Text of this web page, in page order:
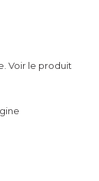
Voir le produit